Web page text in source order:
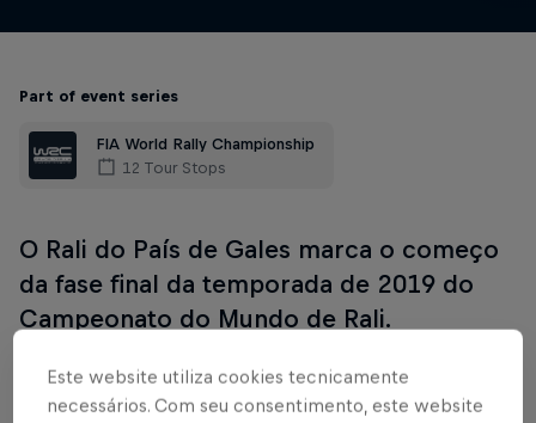
Part of event series
FIA World Rally Championship
12 Tour Stops
O Rali do País de Gales marca o começo
da fase final da temporada de 2019 do
Campeonato do Mundo de Rali.
Este website utiliza cookies tecnicamente
necessários. Com seu consentimento, este website